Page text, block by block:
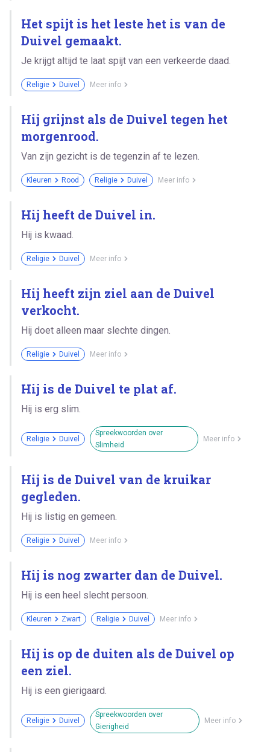
Het spijt is het leste het is van de
Duivel gemaakt.
Je krijgt altijd te laat spijt van een verkeerde daad.
Religie Duivel Meer info
Hij grijnst als de Duivel tegen het
morgenrood.
Van zijn gezicht is de tegenzin af te lezen.
Kleuren Rood Religie Duivel Meer info
Hij heeft de Duivel in.
Hij is kwaad.
Religie Duivel Meer info
Hij heeft zijn ziel aan de Duivel
verkocht.
Hij doet alleen maar slechte dingen.
Religie Duivel Meer info
Hij is de Duivel te plat af.
Hij is erg slim.
Religie Duivel
Spreekwoorden over
Slimheid
Meer info
Hij is de Duivel van de kruikar
gegleden.
Hij is listig en gemeen.
Religie Duivel Meer info
Hij is nog zwarter dan de Duivel.
Hij is een heel slecht persoon.
Kleuren Zwart Religie Duivel Meer info
Hij is op de duiten als de Duivel op
een ziel.
Hij is een gierigaard.
Religie Duivel
Spreekwoorden over
Gierigheid
Meer info